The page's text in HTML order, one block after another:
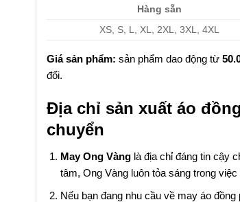
Hàng sẵn
XS, S, L, XL, 2XL, 3XL, 4XL
Giá sản phẩm: sản phẩm dao động từ
đổi.
Địa chỉ sản xuất áo
chuyển
May Ong Vànglà địa chỉ đáng tin cậy
tâm, Ong Vàng luôn tỏa sáng trong
Nếu bạn đang nhu cầu về may áo